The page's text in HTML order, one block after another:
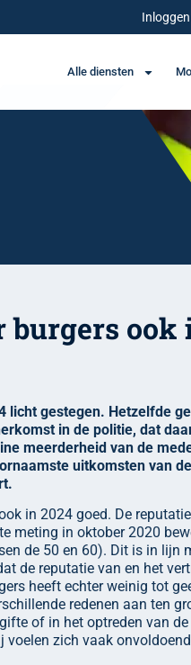
Alle diensten
ook
licht gestegen. Hetzelfde
in de politie, dat
meerderheid van de
uitkomsten van
in 2024 goed. De
meting in oktober 2020
de 50 en 60). Dit is in lijn
de reputatie van en het
heeft echter weinig tot
redenen aan ten
of in het optreden van
zich vaak